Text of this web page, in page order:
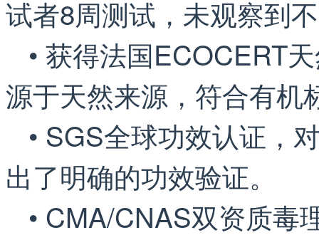
试者8周测试，未观察到
• 获得法国ECOCERT
源于天然来源，符合有机
• SGS全球功效认证，
出了明确的功效验证。
• CMA/CNAS双资质毒